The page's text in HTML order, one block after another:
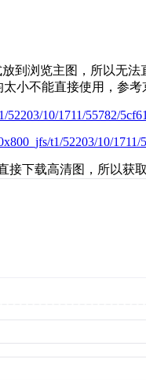
到浏览主图，所以无法
小不能直接使用，参
10/1711/55782/
t1/52203/10/
接下载高清图，所以